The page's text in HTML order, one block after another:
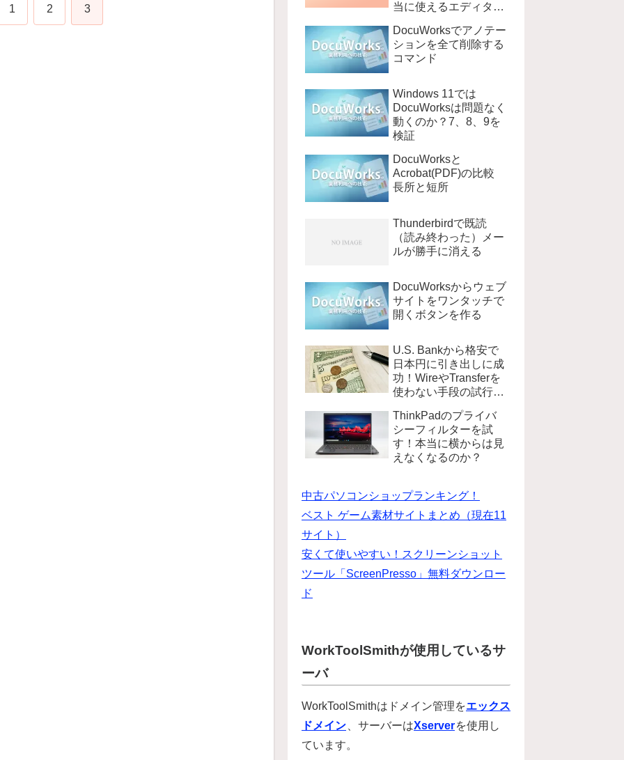
1 2 3
当に使えるエディタ
DocuWorksでアノテー
ションを全て削除する
コマンド
Windows 11では
DocuWorksは問題なく
動くのか？7、8、9を
検証
DocuWorksと
Acrobat(PDF)の比較
長所と短所
Thunderbirdで既読
（読み終わった）メー
ルが勝手に消える
DocuWorksからウェブ
サイトをワンタッチで
開くボタンを作る
U.S. Bankから格安で
日本円に引き出しに成
功！WireやTransferを
使わない手段の試行錯
ThinkPadのプライバ
シーフィルターを試
す！本当に横からは見
えなくなるのか？
中古パソコンショップランキング！
ベスト ゲーム素材サイトまとめ（現在11
サイト）
安くて使いやすい！スクリーンショット
ツール「ScreenPresso」無料ダウンロー
ド
WorkToolSmithが使用しているサ
ーバ
WorkToolSmithはドメイン管理をエックス
ドメイン 、サーバーはXserverを使用し
ています。